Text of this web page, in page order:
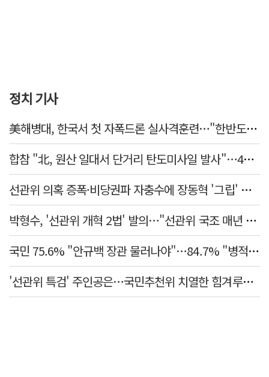
정치 기사
美해병대, 한국서 첫 자폭드론 실사격훈련…"한반도 지형 학습"
합참 "北, 원산 일대서 단거리 탄도미사일 발사"…42일 만
선관위 의혹 증폭·비당권파 자충수에 장동혁 '그립' 더 강해졌다
박형수, '선관위 개혁 2법' 발의…"선관위 국조 매년 실시"
국민 75.6% "안규백 장관 물러나야"…84.7% "병적기록부 공개해야"
'선관위 특검' 주인공은…국민추천위 치열한 힘겨루기 나설 듯